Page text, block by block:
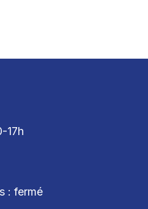
17h
16h
: fermé